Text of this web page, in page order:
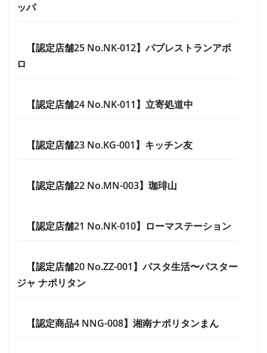
ッパ
【認定店舗25 No.NK-012】パブレストランアポ
ロ
【認定店舗24 No.NK-011】立寄処道中
【認定店舗23 No.KG-001】キッチン友
【認定店舗22 No.MN-003】珈琲山
【認定店舗21 No.NK-010】ローマステーション
【認定店舗20 No.ZZ-001】パスタ生活〜パスター
ジャ ナポリタン
【認定商品4 NNG-008】湘南ナポリタンまん